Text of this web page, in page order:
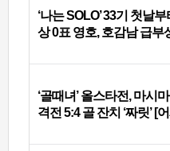
‘나는 SOLO’ 33기 첫날
상 0표 영호, 호감남 급부
‘골때녀’ 올스타전, 마시
격전 5:4 골 잔치 ‘짜릿’ [